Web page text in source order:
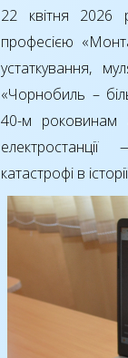
22 квітня 2026
професією
устаткування,
«Чорнобиль –
40-м роковинам
катастрофі в